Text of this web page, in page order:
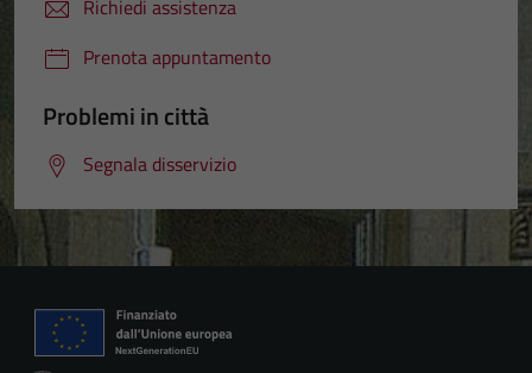
Richiedi assistenza
Prenota appuntamento
Problemi in città
Segnala disservizio